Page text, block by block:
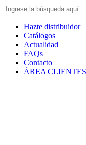
Hazte distribuidor
Catálogos
Actualidad
FAQs
Contacto
ÁREA CLIENTES